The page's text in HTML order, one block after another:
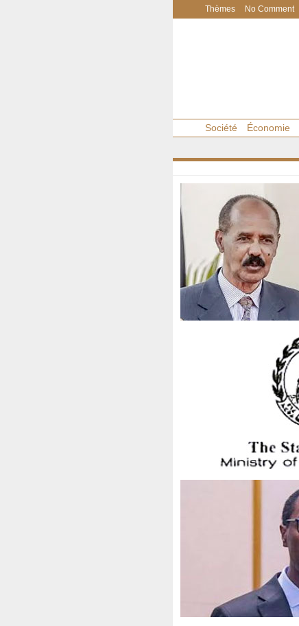
Thèmes No Comment
Société Économie